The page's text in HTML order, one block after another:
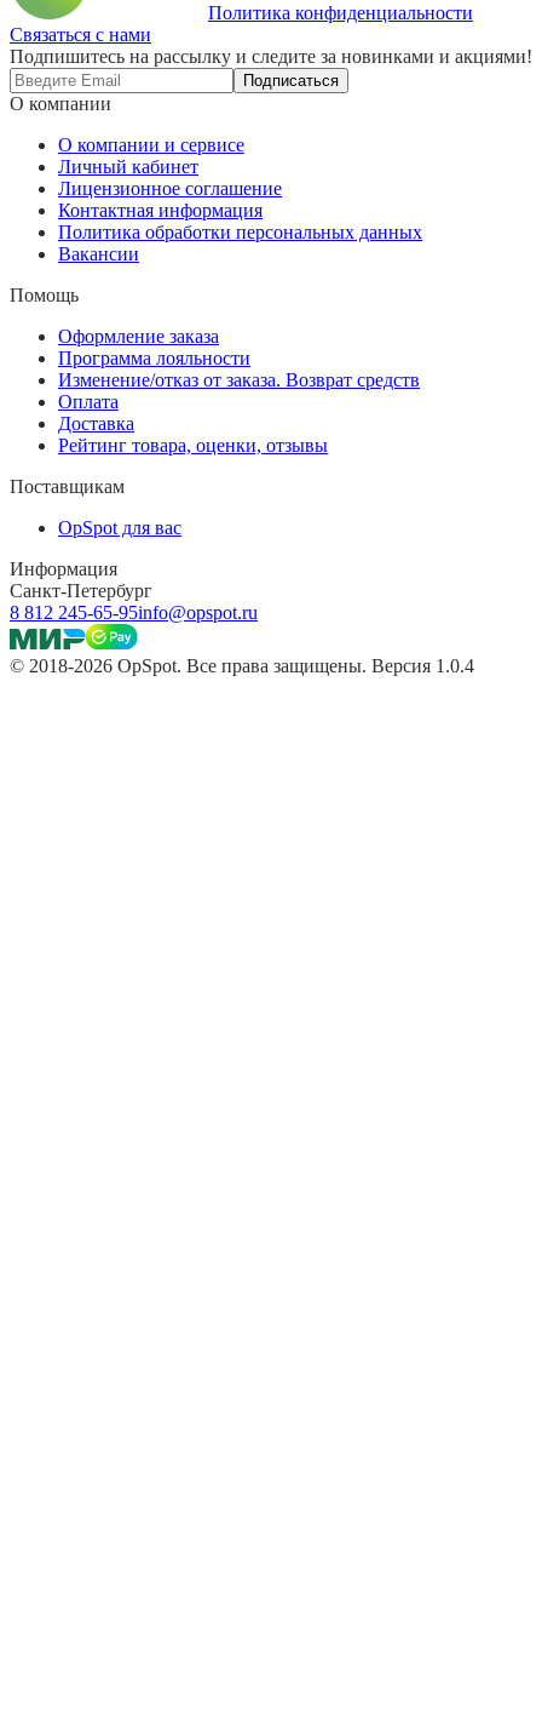
Политика конфиденциальности
Связаться с нами
Подпишитесь на рассылку и следите за новинками и акциями!
Подписаться
О компании
О компании и сервисе
Личный кабинет
Лицензионное соглашение
Контактная информация
Политика обработки персональных данных
Вакансии
Помощь
Оформление заказа
Программа лояльности
Изменение/отказ от заказа. Возврат средств
Оплата
Доставка
Рейтинг товара, оценки, отзывы
Поставщикам
OpSpot для вас
Информация
Санкт-Петербург
8 812 245-65-95info@opspot.ru
© 2018-2026 OpSpot. Все права защищены. Версия 1.0.4